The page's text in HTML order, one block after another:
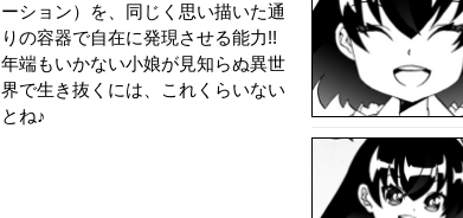
ーション）を、同じく思い描いた通
りの容器で自在に発現させる能力!!
年端もいかない小娘が見知らぬ異世
界で生き抜くには、これくらいない
とね♪